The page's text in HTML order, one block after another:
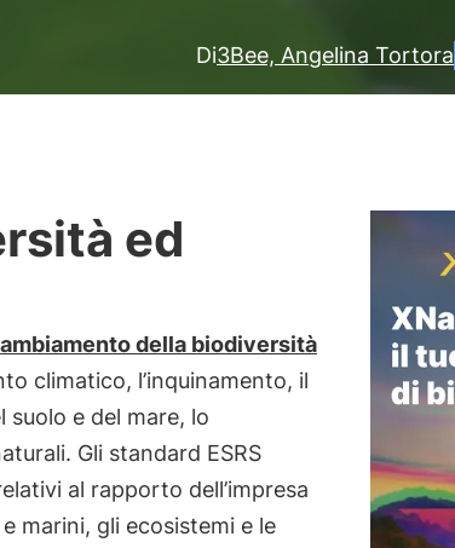
Di3Bee, Angelina Tortora
ed
della biodiversità
climatico, l’inquinamento, il
suolo e del mare, lo
Gli standard ESRS
al rapporto dell’impresa
marini, gli ecosistemi e le